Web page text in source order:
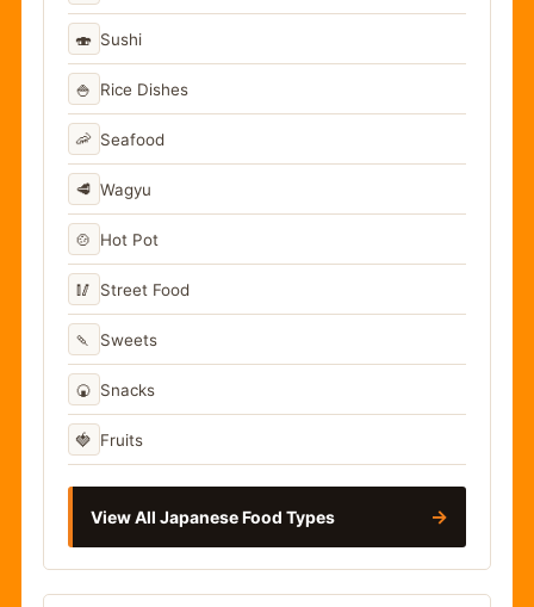
🍣 Sushi
🍚 Rice Dishes
🦐 Seafood
🥩 Wagyu
🍲 Hot Pot
🥢 Street Food
🍡 Sweets
🍘 Snacks
🍓 Fruits
View All Japanese Food Types →